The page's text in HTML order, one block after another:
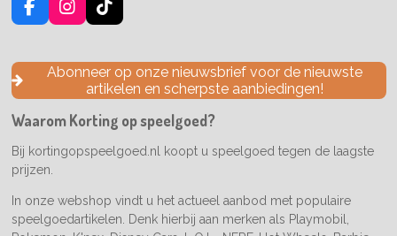
F
a
e
o
k
I
n
t
a
g
a
m
T
i
T
o
k
Abonneer op onze nieuwsbrief voor de nieuwste
artikelen en scherpste aanbiedingen!
Waarom Korting op speelgoed?
Bij kortingopspeelgoed.nl koopt u speelgoed tegen de laagste
prijzen.
In onze webshop vindt u het actueel aanbod met populaire
speelgoedartikelen. Denk hierbij aan merken als Playmobil,